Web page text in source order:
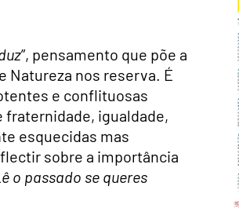
”, pensamento que põe a
Natureza nos reserva. É
e conflituosas
fraternidade, igualdade,
esquecidas mas
sobre a importância
o passado se queres